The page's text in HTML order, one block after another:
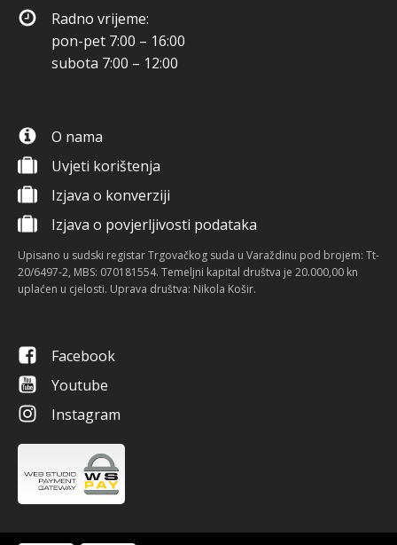
Radno vrijeme:
pon-pet 7:00 – 16:00
subota 7:00 – 12:00
O nama
Uvjeti korištenja
Izjava o konverziji
Izjava o povjerljivosti podataka
Upisano u sudski registar Trgovačkog suda u Varaždinu pod brojem: Tt-
20/6497-2, MBS: 070181554. Temeljni kapital društva je 20.000,00 kn
uplaćen u cjelosti. Uprava društva: Nikola Košir.
Facebook
Youtube
Instagram